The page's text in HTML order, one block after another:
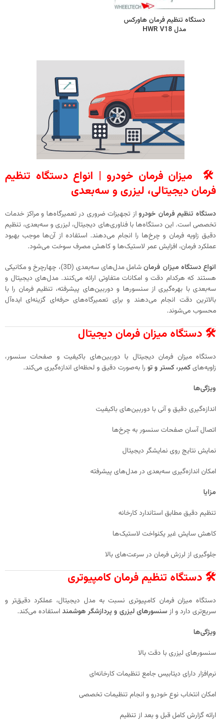
دستگاه تنظیم فرمان هاورکس
مدل HWR V18
🛠️
میزان فرمان خودرو | انواع دستگاه تنظیم
فرمان دیجیتالی، لیزری و سه‌بعدی
دستگاه تنظیم فرمان خودرواز تجهیزات ضروری در تعمیرگاه‌ها و مراکز خدمات
تخصصی است. این دستگاه‌ها با فناوری‌های دیجیتال، لیزری و سه‌بعدی، تنظیم
دقیق زاویه فرمان و چرخ‌ها را انجام می‌دهند. استفاده از آن‌ها موجب بهبود
عملکرد فرمان، افزایش عمر لاستیک‌ها و کاهش مصرف سوخت می‌شود.
انواع دستگاه میزان فرمان
شامل مدل‌های سه‌بعدی (3D)، چهارچرخ و مکانیکی
هستند که هرکدام دقت و امکانات متفاوتی ارائه می‌کنند. مدل‌های دیجیتال و
سه‌بعدی با بهره‌گیری از سنسورها و دوربین‌های پیشرفته، تنظیم فرمان را با
بالاترین دقت انجام می‌دهند و برای تعمیرگاه‌های حرفه‌ای گزینه‌ای ایده‌آل
محسوب می‌شوند.
🛠️ دستگاه میزان فرمان دیجیتال
دستگاه میزان فرمان دیجیتال با دوربین‌های باکیفیت و صفحات سنسور،
زاویه‌هایکمبر، کستر و تو را به‌صورت دقیق و لحظه‌ای اندازه‌گیری می‌کند.
ویژگی‌ها
اندازه‌گیری دقیق و آنی با دوربین‌های باکیفیت
اتصال آسان صفحات سنسور به چرخ‌ها
نمایش نتایج روی نمایشگر دیجیتال
امکان اندازه‌گیری سه‌بعدی در مدل‌های پیشرفته
مزایا
تنظیم دقیق مطابق استاندارد کارخانه
کاهش سایش غیر یکنواخت لاستیک‌ها
جلوگیری از لرزش فرمان در سرعت‌های بالا
🛠️ دستگاه تنظیم فرمان کامپیوتری
دستگاه میزان فرمان کامپیوتری نسبت به مدل دیجیتال، عملکرد دقیق‌تر و
سریع‌تری دارد و ازسنسورهای لیزری و پردازشگر هوشمنداستفاده می‌کند.
ویژگی‌ها
سنسورهای لیزری با دقت بالا
نرم‌افزار دارای دیتابیس جامع تنظیمات کارخانه‌ای
امکان انتخاب نوع خودرو و انجام تنظیمات تخصصی
ارائه گزارش کامل قبل و بعد از تنظیم